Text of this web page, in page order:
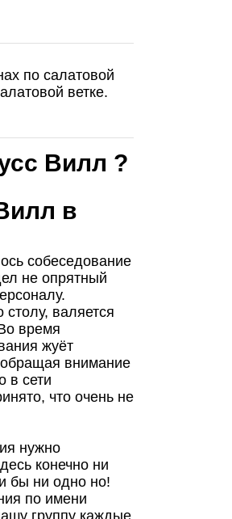
по салатовой
ветке.
Вилл ?
в
собеседование
не опрятный
валяется
время
жуёт
внимание
в сети
что очень не
нужно
конечно ни
бы ни одно но!
по имени
группу каждые